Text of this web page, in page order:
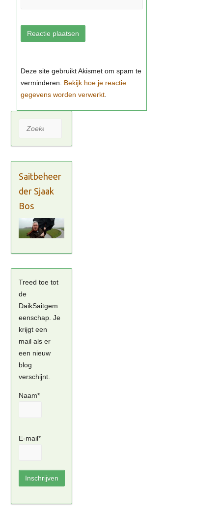
Bekijk hoe je reactie
gegevens worden verwerkt
Zoeken
Saitbeheer
der Sjaak
Bos
Treed toe tot
de
DaikSaitgem
eenschap. Je
krijgt een
mail als er
een nieuw
blog
verschijnt.
Naam*
E-mail*